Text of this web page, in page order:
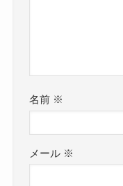
名前 ※
メール ※